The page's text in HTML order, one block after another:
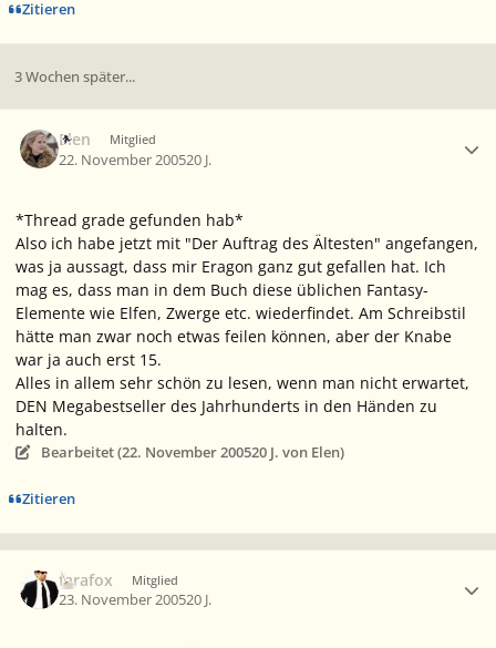
Zitieren
3 Wochen später...
Elen Mitglied
22. November 200520 J.
*Thread grade gefunden hab*
Also ich habe jetzt mit "Der Auftrag des Ältesten" angefangen,
was ja aussagt, dass mir Eragon ganz gut gefallen hat. Ich
mag es, dass man in dem Buch diese üblichen Fantasy-
Elemente wie Elfen, Zwerge etc. wiederfindet. Am Schreibstil
hätte man zwar noch etwas feilen können, aber der Knabe
war ja auch erst 15.
Alles in allem sehr schön zu lesen, wenn man nicht erwartet,
DEN Megabestseller des Jahrhunderts in den Händen zu
halten.
Bearbeitet (22. November 200520 J. von Elen)
Zitieren
farafox Mitglied
23. November 200520 J.